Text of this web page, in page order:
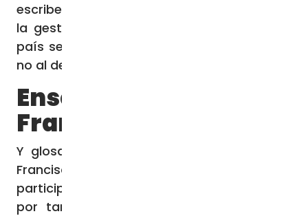
escriben que “la democracia garantiza que
la gestión del presente y del futuro de un
país sea sometido a la voluntad popular y
no al deseo egolátrico de unos pocos”.
Enseñanzas del Papa
Francisco
Y glosando algunas expresiones del Papa
Francisco escriben que “requiere la
participación y la implicación de todos y,
por tanto, exige esfuerzo y paciencia; la